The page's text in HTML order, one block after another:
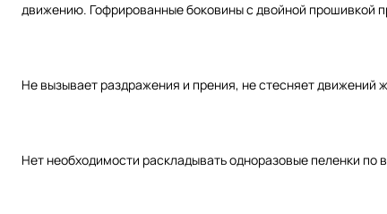
движению. Гофрированные боковины с двойной прошивкой
Не вызывает раздражения и прения, не стесняет движений
Нет необходимости раскладывать одноразовые пеленки по